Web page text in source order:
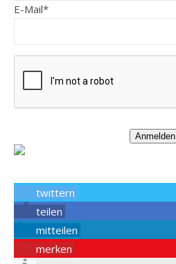
E-Mail*
Anmelden
twittern
teilen
mitteilen
merken